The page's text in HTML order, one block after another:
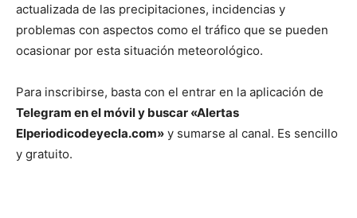
actualizada de las precipitaciones, incidencias y
problemas con aspectos como el tráfico que se pueden
ocasionar por esta situación meteorológico.
Para inscribirse, basta con el entrar en la aplicación de
Telegram en el móvil y buscar «Alertas
Elperiodicodeyecla.com» y sumarse al canal. Es sencillo
y gratuito.